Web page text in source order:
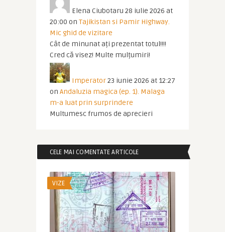
Elena Ciubotaru 28 iulie 2026 at
20:00 on Tajikistan si Pamir Highway.
Mic ghid de vizitare
Cât de minunat ați prezentat totul!!!!
Cred că visez! Multe mulțumiri!
Imperator23 iunie 2026 at 12:27
on Andaluzia magica (ep. 1). Malaga
m-a luat prin surprindere
Multumesc frumos de aprecieri
CELE MAI COMENTATE ARTICOLE
VIZE